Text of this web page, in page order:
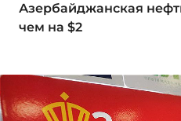
Азербайджанская
чем на $2